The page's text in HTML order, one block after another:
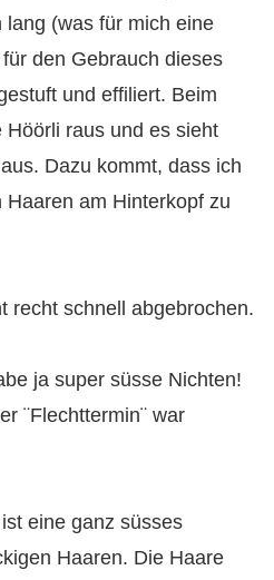
(was für mich eine
den Gebrauch dieses
und effiliert. Beim
raus und es sieht
Dazu kommt, dass ich
am Hinterkopf zu
recht schnell abgebrochen.
ja super süsse Nichten!
¨Flechttermin¨ war
eine ganz süsses
Haaren. Die Haare